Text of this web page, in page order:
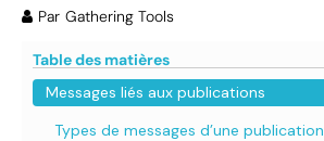
Par Gathering Tools
Table des matières
Messages liés aux publications
Types de messages d’une publication